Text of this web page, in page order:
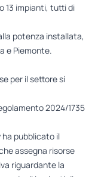
13 impianti, tutti di
potenza installata,
e Piemonte.
per il settore si
2024/1735
ha pubblicato il
assegna risorse
riguardante la